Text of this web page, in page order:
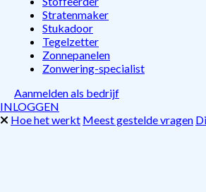
Stratenmaker
Stukadoor
Tegelzetter
Zonnepanelen
Zonwering-specialist
Aanmelden als bedrijf
INLOGGEN
Hoe het werkt Meest gestelde vragen